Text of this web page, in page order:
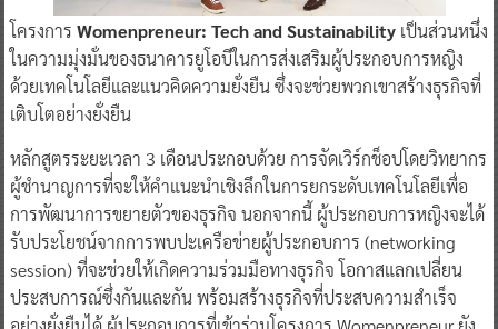
โครงการ Womenpreneur: Tech and Sustainabilityเป็นส่วนหนึ่ง
ในความมุ่งมั่นของธนาคารยูโอบีในการส่งเสริมผู้ประกอบการหญิง
ด้วยเทคโนโลยีและแนวคิดความยั่งยืน ซึ่งจะช่วยพวกเขาสร้างธุรกิจที่
เติบโตอย่างยั่งยืน
หลักสูตรระยะเวลา 3 เดือนประกอบด้วย การจัดเวิร์กช็อปโดยวิทยากร
ผู้ชำนาญการที่จะให้คำแนะนำเชิงลึกในการยกระดับเทคโนโลยีเพื่อ
การพัฒนาการขยายตัวของธุรกิจ นอกจากนี้ ผู้ประกอบการหญิงจะได้
รับประโยชน์จากการพบปะเครือข่ายผู้ประกอบการ (networking
session) ที่จะช่วยให้เกิดความร่วมมือทางธุรกิจ โอกาสแลกเปลี่ยน
ประสบการณ์ซึ่งกันและกัน พร้อมสร้างธุรกิจที่ประสบความสำเร็จ